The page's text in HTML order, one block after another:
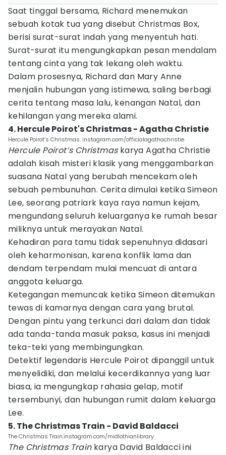
Saat tinggal bersama, Richard menemukan
sebuah kotak tua yang disebut Christmas Box,
berisi surat-surat indah yang menyentuh hati.
Surat-surat itu mengungkapkan pesan mendalam
tentang cinta yang tak lekang oleh waktu.
Dalam prosesnya, Richard dan Mary Anne
menjalin hubungan yang istimewa, saling berbagi
cerita tentang masa lalu, kenangan Natal, dan
kehilangan yang mereka alami.
4. Hercule Poirot's Christmas - Agatha Christie
Hercule Poirot’s Christmas. instagram.com/officialagathachristie
Hercule Poirot’s Christmaskarya Agatha Christie
adalah kisah misteri klasik yang menggambarkan
suasana Natal yang berubah mencekam oleh
sebuah pembunuhan. Cerita dimulai ketika Simeon
Lee, seorang patriark kaya raya namun kejam,
mengundang seluruh keluarganya ke rumah besar
miliknya untuk merayakan Natal.
Kehadiran para tamu tidak sepenuhnya didasari
oleh keharmonisan, karena konflik lama dan
dendam terpendam mulai mencuat di antara
anggota keluarga.
Ketegangan memuncak ketika Simeon ditemukan
tewas di kamarnya dengan cara yang brutal.
Dengan pintu yang terkunci dari dalam dan tidak
ada tanda-tanda masuk paksa, kasus ini menjadi
teka-teki yang membingungkan.
Detektif legendaris Hercule Poirot dipanggil untuk
menyelidiki, dan melalui kecerdikannya yang luar
biasa, ia mengungkap rahasia gelap, motif
tersembunyi, dan hubungan rumit dalam keluarga
Lee.
5. The Christmas Train - David Baldacci
The Christmas Train.instagram.com/midlothianlibrary
The Christmas Trainkarya David Baldacci ini